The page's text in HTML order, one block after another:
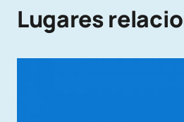
Lugares